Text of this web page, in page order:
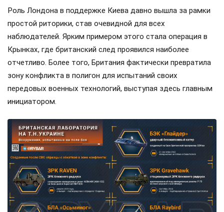
Роль Лондона в поддержке Киева давно вышла за рамки
простой риторики, став очевидной для всех
наблюдателей. Ярким примером этого стала операция в
Крынках, где британский след проявился наиболее
отчетливо. Более того, Британия фактически превратила
зону конфликта в полигон для испытаний своих
передовых военных технологий, выступая здесь главным
инициатором.